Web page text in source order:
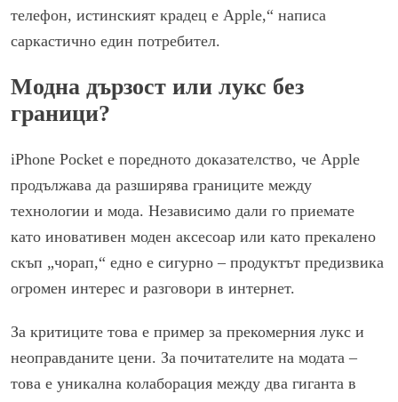
телефон, истинският крадец е Apple,“ написа
саркастично един потребител.
Mодна дързост или лукс без
граници?
iPhone Pocket е поредното доказателство, че Apple
продължава да разширява границите между
технологии и мода. Независимо дали го приемате
като иновативен моден аксесоар или като прекалено
скъп „чорап,“ едно е сигурно – продуктът предизвика
огромен интерес и разговори в интернет.
За критиците това е пример за прекомерния лукс и
неоправданите цени. За почитателите на модата –
това е уникална колаборация между два гиганта в